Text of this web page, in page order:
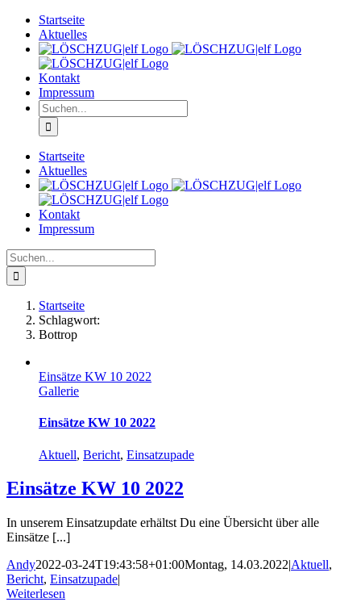
Zum
Inhalt
springen
Startseite
Aktuelles
Kontakt
Impressum
Suche
nach:
Startseite
Aktuelles
Kontakt
Impressum
Suche
nach:
Startseite
Schlagwort:
Bottrop
Einsätze KW 10 2022
Gallerie
Einsätze KW 10 2022
Aktuell, Bericht, Einsatzupade
Einsätze KW 10 2022
In unserem Einsatzupdate erhältst Du eine Übersicht über alle
Einsätze [...]
Andy2022-03-24T19:43:58+01:00Montag, 14.03.2022|Aktuell,
Bericht, Einsatzupade|
Weiterlesen